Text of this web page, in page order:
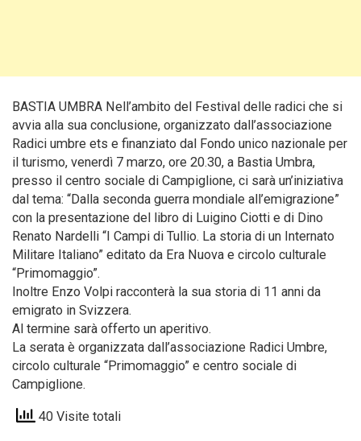
BASTIA UMBRA Nell’ambito del Festival delle radici che si
avvia alla sua conclusione, organizzato dall’associazione
Radici umbre ets e finanziato dal Fondo unico nazionale per
il turismo, venerdì 7 marzo, ore 20.30, a Bastia Umbra,
presso il centro sociale di Campiglione, ci sarà un’iniziativa
dal tema: “Dalla seconda guerra mondiale all’emigrazione”
con la presentazione del libro di Luigino Ciotti e di Dino
Renato Nardelli “I Campi di Tullio. La storia di un Internato
Militare Italiano” editato da Era Nuova e circolo culturale
“Primomaggio”.
Inoltre Enzo Volpi racconterà la sua storia di 11 anni da
emigrato in Svizzera.
Al termine sarà offerto un aperitivo.
La serata è organizzata dall’associazione Radici Umbre,
circolo culturale “Primomaggio” e centro sociale di
Campiglione.
40 Visite totali